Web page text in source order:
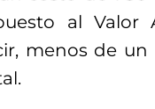
al Valor
menos de